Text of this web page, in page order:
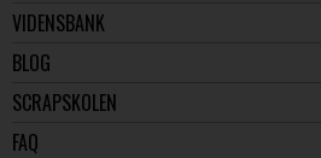
VIDENSBANK
BLOG
SCRAPSKOLEN
FAQ